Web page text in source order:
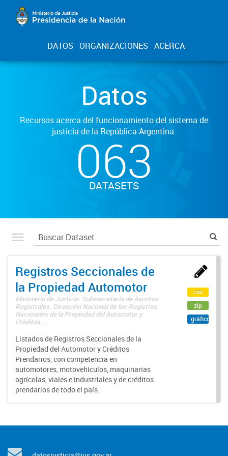
DATOS ORGANIZACIONES ACERCA
Datos
Recursos acerca del funcionamiento del sistema de
justicia de la República Argentina.
063
DATASETS
Registros Seccionales de
la Propiedad Automotor
Ministerio de Justicia. Subsecretaría de Asuntos
Registrales. Dirección Nacional de los Registros
Nacionales de la Propiedad del Automotor y
Créditos ...
Listados de Registros Seccionales de la
Propiedad del Automotor y Créditos
Prendarios, con competencia en
automotores, motovehículos, maquinarias
agrícolas, viales e industriales y de créditos
prendarios de todo el país.
csv
zip
gráfico